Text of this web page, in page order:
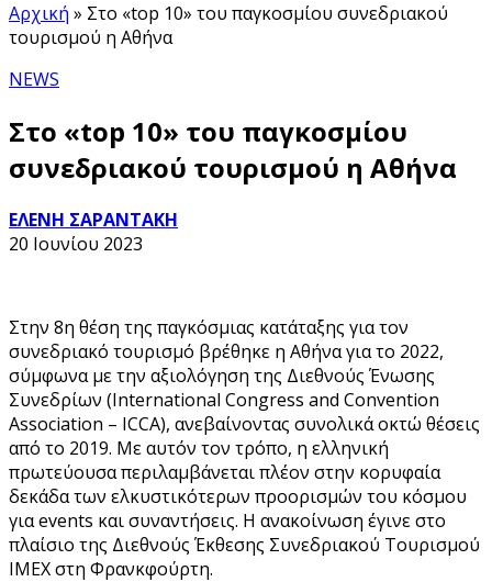
Αρχική » Στο «top 10» του παγκοσμίου συνεδριακού
τουρισμού η Αθήνα
NEWS
Στο «top 10» του παγκοσμίου
συνεδριακού τουρισμού η Αθήνα
ΕΛΕΝΗ ΣΑΡΑΝΤΑΚΗ
20 Ιουνίου 2023
Στην 8η θέση της παγκόσμιας κατάταξης για τον
συνεδριακό τουρισμό βρέθηκε η Αθήνα για το 2022,
σύμφωνα με την αξιολόγηση της Διεθνούς Ένωσης
Συνεδρίων (International Congress and Convention
Association – ICCA), ανεβαίνοντας συνολικά οκτώ θέσεις
από το 2019. Με αυτόν τον τρόπο, η ελληνική
πρωτεύουσα περιλαμβάνεται πλέον στην κορυφαία
δεκάδα των ελκυστικότερων προορισμών του κόσμου
για events και συναντήσεις. Η ανακοίνωση έγινε στο
πλαίσιο της Διεθνούς Έκθεσης Συνεδριακού Τουρισμού
IMEX στη Φρανκφούρτη.